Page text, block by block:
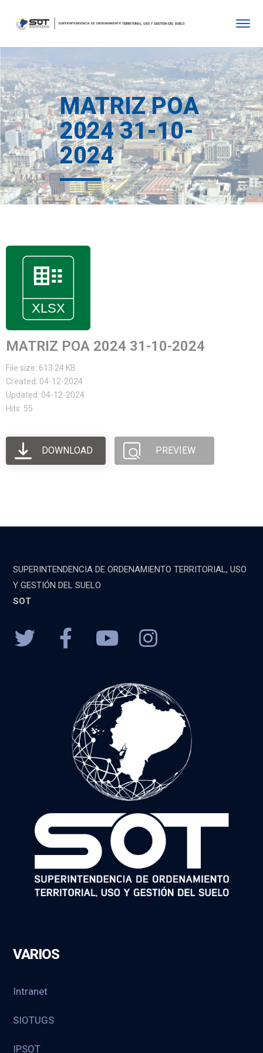
MATRIZ POA
2024 31-10-
2024
MATRIZ POA 2024 31-10-2024
File size: 613.24 KB
Created: 04-12-2024
Updated: 04-12-2024
Hits: 55
DOWNLOAD PREVIEW
SUPERINTENDENCIA DE ORDENAMIENTO TERRITORIAL, USO
Y GESTIÓN DEL SUELO
SOT
VARIOS
Intranet
SIOTUGS
IPSOT